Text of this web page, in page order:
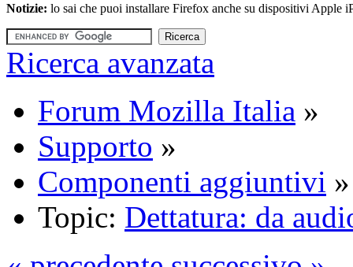
Notizie: lo sai che puoi installare Firefox anche su dispositivi Apple
Ricerca avanzata
Forum Mozilla Italia »
Supporto »
Componenti aggiuntivi »
Topic: Dettatura: da